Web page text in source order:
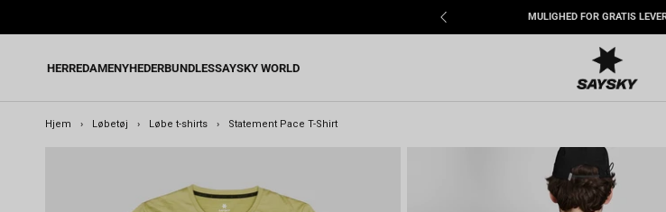
MULIGHED FOR GRATIS
HERREDAMENYHEDERBUNDLESSAYSKY WORLD
Hjem › Løbetøj › Løbe t-shirts › Statement Pace T-Shirt